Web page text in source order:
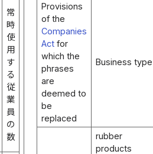
常
時
使
用
す
る
従
業
員
の
数
Provisions
of the
Companies
Actfor
which the
phrases
are
deemed to
be
replaced
Business type
rubber
products